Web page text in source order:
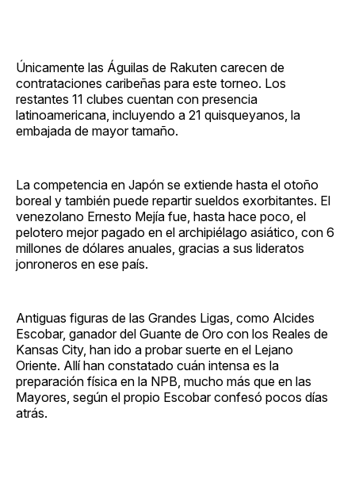
Únicamente las Águilas de Rakuten carecen de
contrataciones caribeñas para este torneo. Los
restantes 11 clubes cuentan con presencia
latinoamericana, incluyendo a 21 quisqueyanos, la
embajada de mayor tamaño.
La competencia en Japón se extiende hasta el otoño
boreal y también puede repartir sueldos exorbitantes. El
venezolano Ernesto Mejía fue, hasta hace poco, el
pelotero mejor pagado en el archipiélago asiático, con 6
millones de dólares anuales, gracias a sus lideratos
jonroneros en ese país.
Antiguas figuras de las Grandes Ligas, como Alcides
Escobar, ganador del Guante de Oro con los Reales de
Kansas City, han ido a probar suerte en el Lejano
Oriente. Allí han constatado cuán intensa es la
preparación física en la NPB, mucho más que en las
Mayores, según el propio Escobar confesó pocos días
atrás.